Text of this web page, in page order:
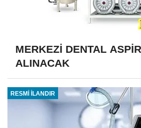
MERKEZİ DENTAL
ALINACAK
RESMİ İLANDIR